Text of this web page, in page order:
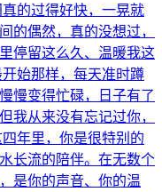
的过得好快，一晃就
的偶然，真的没想过，
停留这么久、温暖我这
始那样，每天准时蹲
慢变得忙碌，日子有了
我从来没有忘记过你，
年里，你是很特别的
长流的陪伴。在无数个
是你的声音、你的温